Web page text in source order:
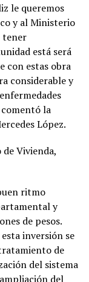
le queremos
y al Ministerio
tener
está será
con estas obra
considerable y
la
López.
Vivienda,
ritmo
y
de pesos.
inversión se
de
del sistema
del